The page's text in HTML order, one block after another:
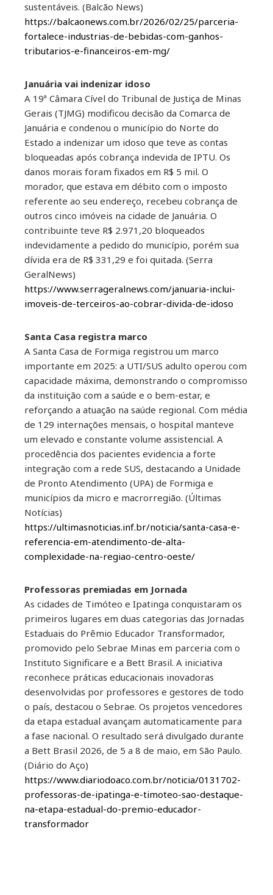
sustentáveis. (Balcão News)
https://balcaonews.com.br/2026/02/25/parceria-
fortalece-industrias-de-bebidas-com-ganhos-
tributarios-e-financeiros-em-mg/
Januária vai indenizar idoso
A 19ª Câmara Cível do Tribunal de Justiça de Minas
Gerais (TJMG) modificou decisão da Comarca de
Januária e condenou o município do Norte do
Estado a indenizar um idoso que teve as contas
bloqueadas após cobrança indevida de IPTU. Os
danos morais foram fixados em R$ 5 mil. O
morador, que estava em débito com o imposto
referente ao seu endereço, recebeu cobrança de
outros cinco imóveis na cidade de Januária. O
contribuinte teve R$ 2.971,20 bloqueados
indevidamente a pedido do município, porém sua
dívida era de R$ 331,29 e foi quitada. (Serra
GeralNews)
https://www.serrageralnews.com/januaria-inclui-
imoveis-de-terceiros-ao-cobrar-divida-de-idoso
Santa Casa registra marco
A Santa Casa de Formiga registrou um marco
importante em 2025: a UTI/SUS adulto operou com
capacidade máxima, demonstrando o compromisso
da instituição com a saúde e o bem-estar, e
reforçando a atuação na saúde regional. Com média
de 129 internações mensais, o hospital manteve
um elevado e constante volume assistencial. A
procedência dos pacientes evidencia a forte
integração com a rede SUS, destacando a Unidade
de Pronto Atendimento (UPA) de Formiga e
municípios da micro e macrorregião. (Últimas
Notícias)
https://ultimasnoticias.inf.br/noticia/santa-casa-e-
referencia-em-atendimento-de-alta-
complexidade-na-regiao-centro-oeste/
Professoras premiadas em Jornada
As cidades de Timóteo e Ipatinga conquistaram os
primeiros lugares em duas categorias das Jornadas
Estaduais do Prêmio Educador Transformador,
promovido pelo Sebrae Minas em parceria com o
Instituto Significare e a Bett Brasil. A iniciativa
reconhece práticas educacionais inovadoras
desenvolvidas por professores e gestores de todo
o país, destacou o Sebrae. Os projetos vencedores
da etapa estadual avançam automaticamente para
a fase nacional. O resultado será divulgado durante
a Bett Brasil 2026, de 5 a 8 de maio, em São Paulo.
(Diário do Aço)
https://www.diariodoaco.com.br/noticia/0131702-
professoras-de-ipatinga-e-timoteo-sao-destaque-
na-etapa-estadual-do-premio-educador-
transformador